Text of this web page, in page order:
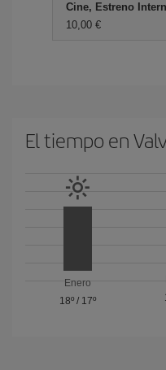
Cine, Estreno
10,00 €
El tiempo en
Enero
18º/ 17º